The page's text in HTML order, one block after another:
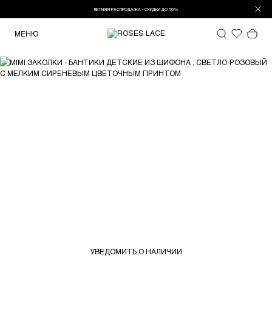
ЛЕТНЯЯ РАСПРОДАЖА - СКИДКИ ДО 50%
МЕНЮ
УВЕДОМИТЬ О НАЛИЧИИ